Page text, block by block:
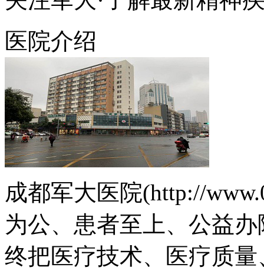
医院介绍
成都军大医院(http://
为公、患者至上、公益
终把医疗技术、医疗质